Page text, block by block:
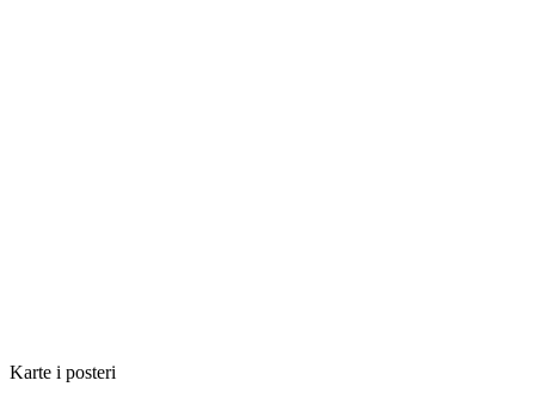
Karte i posteri